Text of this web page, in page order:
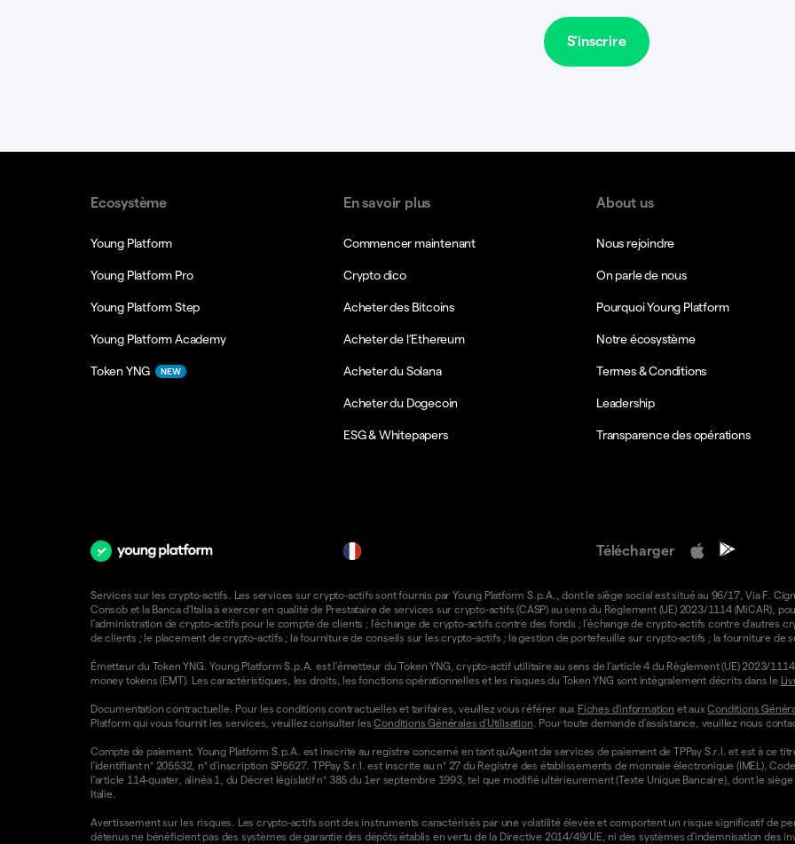
S'inscrire
Ecosystème
Young Platform
Young Platform Pro
Young Platform Step
Young Platform Academy
Token YNG NEW
En savoir plus
Commencer maintenant
Crypto dico
Acheter des Bitcoins
Acheter de l’Ethereum
Acheter du Solana
Acheter du Dogecoin
ESG & Whitepapers
About us
Nous rejoindre
On parle de nous
Pourquoi Young Platform
Notre écosystème
Termes & Conditions
Leadership
Transparence des opérations
Télécharger
Services sur les crypto-actifs. Les services sur crypto-actifs sont fournis par Young Platform S.p.A., dont le siège social est situé au 96/17, Via F.
Consob et la Banca d'Italia à exercer en qualité de Prestataire de services sur crypto-actifs (CASP) au sens du Règlement (UE) 2023/1114 (MiCAR),
l'administration de crypto-actifs pour le compte de clients ; l'échange de crypto-actifs contre des fonds ; l'échange de crypto-actifs contre d'autres
de clients ; le placement de crypto-actifs ; la fourniture de conseils sur les crypto-actifs ; la gestion de portefeuille sur crypto-actifs ; la fourniture
Émetteur du Token YNG. Young Platform S.p.A. est l'émetteur du Token YNG, crypto-actif utilitaire au sens de l'article 4 du Règlement (UE) 2023/
money tokens (EMT). Les caractéristiques, les droits, les fonctions opérationnelles et les risques du Token YNG sont intégralement décrits dans le
Documentation contractuelle. Pour les conditions contractuelles et tarifaires, veuillez vous référer aux Fiches d'information et auxConditions
Platform qui vous fournit les services, veuillez consulter lesConditions Générales d'Utilisation. Pour toute demande d'assistance, veuillez nous
Compte de paiement. Young Platform S.p.A. est inscrite au registre concerné en tant qu'Agent de services de paiement de TPPay S.r.l. et est à ce
l'identifiant n° 205532, n° d'inscription SP5627. TPPay S.r.l. est inscrite au n° 27 du Registre des établissements de monnaie électronique (IMEL),
l'article 114-quater, alinéa 1, du Décret législatif n° 385 du 1er septembre 1993, tel que modifié ultérieurement (Texte Unique Bancaire), dont le siège
Italie.
Avertissement sur les risques. Les crypto-actifs sont des instruments caractérisés par une volatilité élevée et comportent un risque significatif de
détenus ne bénéficient pas des systèmes de garantie des dépôts établis en vertu de la Directive 2014/49/UE, ni des systèmes d'indemnisation des